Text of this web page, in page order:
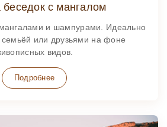
с мангалом
и шампурами. Идеально
семьёй или друзьями на фоне
видов.
Подробнее